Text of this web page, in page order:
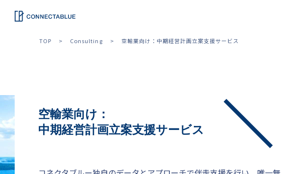
TOP Consulting 空輸業向け：中期経営計画立案支援サービス
空輸業向け：
中期経営計画立案支援サービス